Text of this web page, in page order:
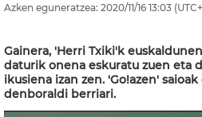
Azken eguneratzea: 2020/11/16 13:03
Gainera, 'Herri Txiki'k
daturik onena eskuratu zuen eta
ikusiena izan zen. 'Go!azen'
denboraldi berriari.